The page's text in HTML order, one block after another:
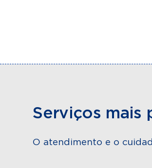
Serviços mais
O atendimento e o